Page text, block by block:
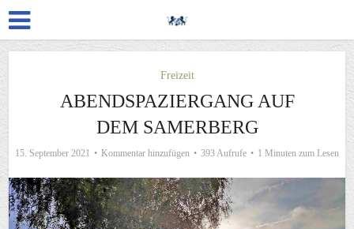
Freizeit
ABENDSPAZIERGANG AUF
DEM SAMERBERG
15. September 2021 Kommentar hinzufügen 393 Aufrufe 1 Minuten zum Lesen